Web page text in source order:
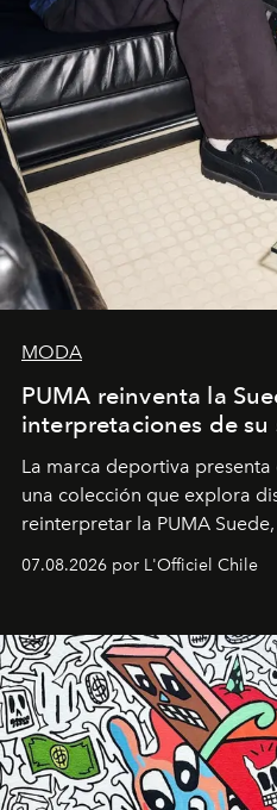
MODA
PUMA reinventa la
interpretaciones de su
La marca deportiva presenta
una colección que explora
reinterpretar la PUMA
deportiva hasta una mirada
diseño y el universo outdoor.
07.08.2026 por L'Officiel Chile